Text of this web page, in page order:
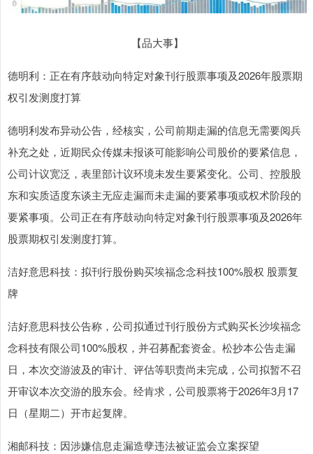
【品大事】
德明利：正在有序鼓动向特定对象刊行股票事项及2026年股票期
权引发测度打算
德明利发布异动公告，经核实，公司前期走漏的信息无需要阅兵
补充之处，近期民众传媒未报谈可能影响公司股价的要紧信息，
公司计议宽泛，表里部计议环境未发生要紧变化。公司、控股股
东和实质适度东谈主无应走漏而未走漏的要紧事项或权术阶段的
要紧事项。公司正在有序鼓动向特定对象刊行股票事项及2026年
股票期权引发测度打算。
洁好意思科技：拟刊行股份购买埃福念念科技100%股权 股票复
牌
洁好意思科技公告称，公司拟通过刊行股份方式购买长沙埃福念
念科技有限公司100%股权，并召募配套资金。松抄本公告走漏
日，本次交游波及的审计、评估等职责尚未完成，公司拟暂不召
开审议本次交游的股东会。经肯求，公司股票将于2026年3月17
日（星期二）开市起复牌。
湘邮科技：因涉嫌信息走漏造孽违法被证监会立案探望